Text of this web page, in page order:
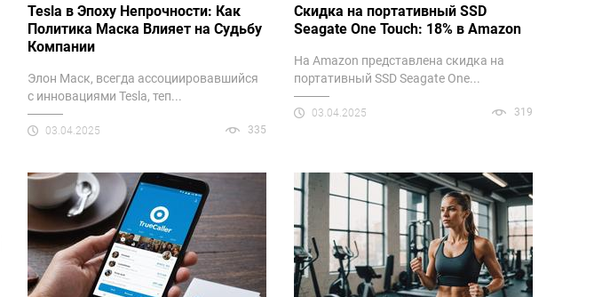
Tesla в Эпоху Непрочности: Как
Политика Маска Влияет на Судьбу
Компании
Элон Маск, всегда ассоциировавшийся
с инновациями Tesla, теп...
03.04.2025 335
Скидка на портативный SSD
Seagate One Touch: 18% в Amazon
На Amazon представлена скидка на
портативный SSD Seagate One...
03.04.2025 319